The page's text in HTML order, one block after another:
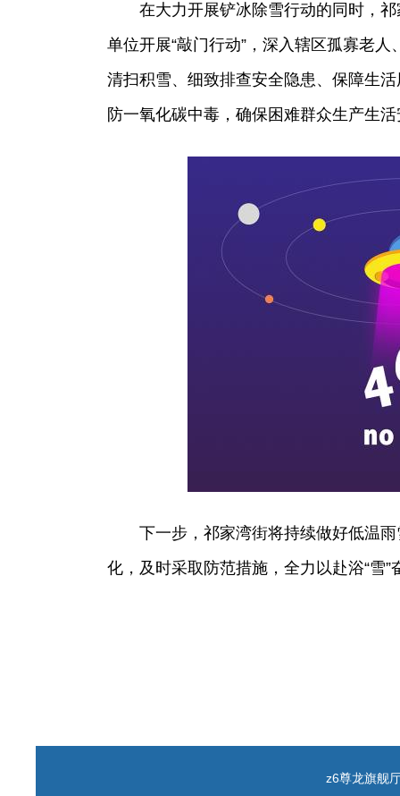
在大力开展铲冰除雪行动的同时，
单位开展“敲门行动”，深入辖区孤寡老
清扫积雪、细致排查安全隐患、保障生
防一氧化碳中毒，确保困难群众生产生
下一步，祁家湾街将持续做好低温
化，及时采取防范措施，全力以赴浴“雪
z6尊龙旗舰